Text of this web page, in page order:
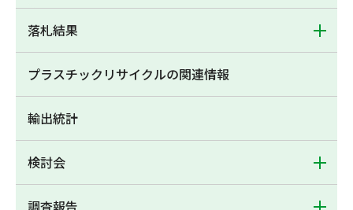
落札結果
プラスチックリサイクルの関連情報
輸出統計
検討会
調査報告